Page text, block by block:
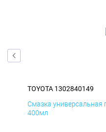
TOYOTA 1302840149
Смазка универсальная
400мл